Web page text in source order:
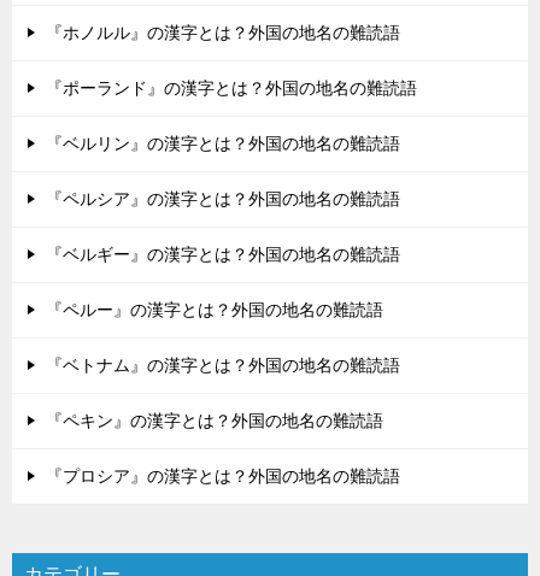
『ホノルル』の漢字とは？外国の地名の難読語
『ポーランド』の漢字とは？外国の地名の難読語
『ベルリン』の漢字とは？外国の地名の難読語
『ペルシア』の漢字とは？外国の地名の難読語
『ベルギー』の漢字とは？外国の地名の難読語
『ペルー』の漢字とは？外国の地名の難読語
『ベトナム』の漢字とは？外国の地名の難読語
『ペキン』の漢字とは？外国の地名の難読語
『プロシア』の漢字とは？外国の地名の難読語